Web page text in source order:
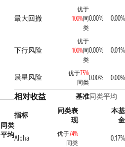
同类
平均
最大回撤
优于
100%同
类
0.00% 0.00%
下行风险
优于
100%同
类
0.00% 0.01%
晨星风险 优于75%
同类
0.00% 0.00%
相对收益 基准同类平均
指标
同类表
现
本基
金
Alpha
优于74%
同类
0.17%